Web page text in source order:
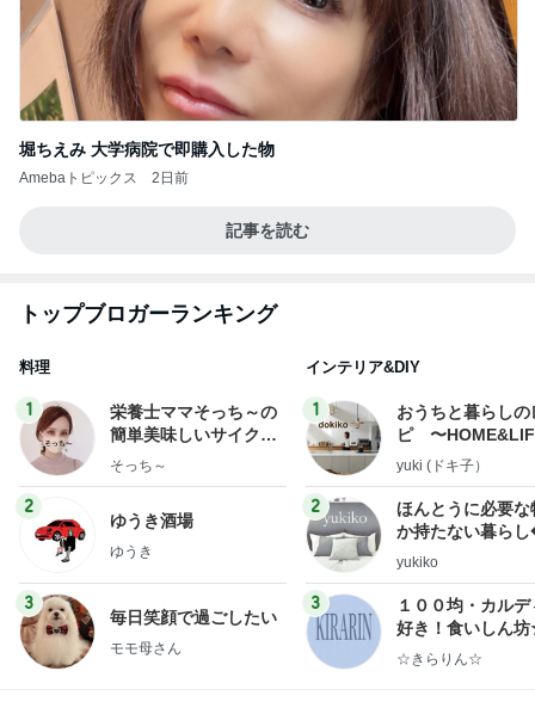
堀ちえみ 大学病院で即購入した物
Amebaトピックス 2日前
記事を読む
トップブロガーランキング
料理
1
栄養士ママそっち～の
簡単美味しいサイクル
献立
そっち～
2
ゆうき酒場
ゆうき
3
毎日笑顔で過ごしたい
モモ母さん
インテリア&DIY
1
おうちと暮らしの
ピ 〜
yuki (ドキ子）
2
ほんとうに必要な
か持たない暮ら
ep Life Simple◆
yukiko
3
１００均・カルデ
好き！食いしん
らりん☆のブログ
☆きらりん☆